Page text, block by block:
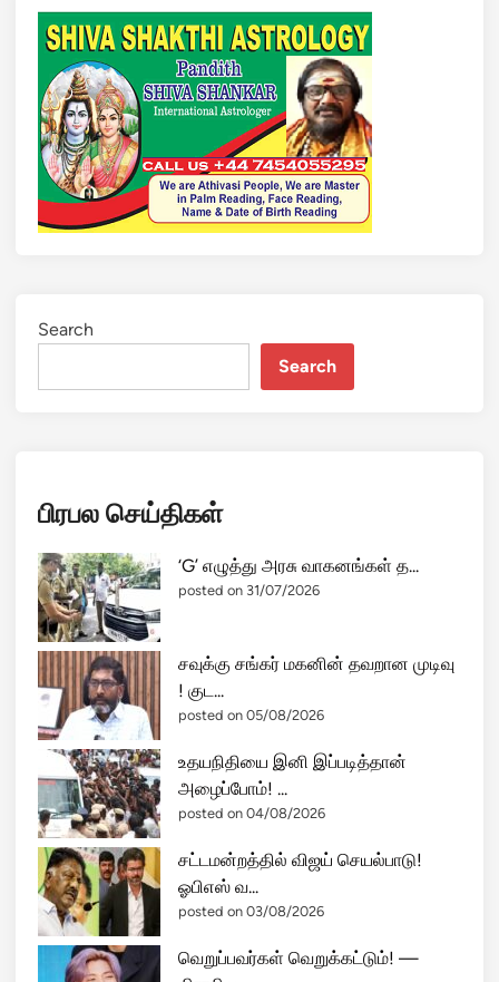
Search
Search
பிரபல செய்திகள்
‘G’ எழுத்து அரசு வாகனங்கள் த...
posted on 31/07/2026
சவுக்கு சங்கர் மகனின் தவறான முடிவு
! குட...
posted on 05/08/2026
உதயநிதியை இனி இப்படித்தான்
அழைப்போம்! ...
posted on 04/08/2026
சட்டமன்றத்தில் விஜய் செயல்பாடு!
ஓபிஎஸ் வ...
posted on 03/08/2026
வெறுப்பவர்கள் வெறுக்கட்டும்! —